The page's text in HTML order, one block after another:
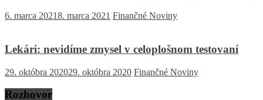
6. marca 20218. marca 2021 Finančné Noviny
Lekári: nevidíme zmysel v celoplošnom testovaní
29. októbra 202029. októbra 2020 Finančné Noviny
Rozhovor